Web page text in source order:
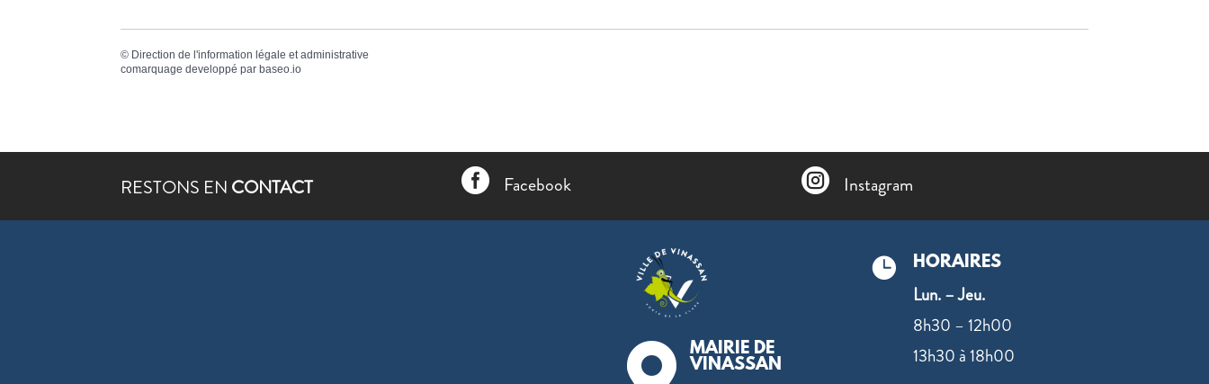
© Direction de l'information légale et administrative
comarquage developpé par baseo.io
RESTONS EN CONTACT  Facebook  Instagram
MAIRIE DE
VINASSAN
 HORAIRES
Lun. – Jeu.
8h30 – 12h00
13h30 à 18h00